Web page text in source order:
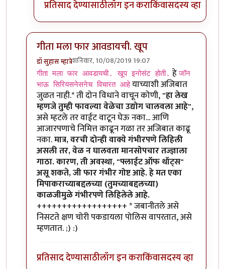
प्रतिसाद देण्यासाठीलॉग इन कराकिंवासदस्य व्हा
गीता मला फार आवडायची. खूप
डॉ सुहास म्हात्रेशनिवार, 10/08/2019 19:07
In reply toगीता मला फार आवडायची. खूप byतमराज
गीता मला फार आवडायची. खूप इनोसंट होती. हेजॉन
भाऊ सिरियसनेसनेच विचारत आहेयाच्याशी अजिबात
जुळत नाही.* ती दोन विधाने वाचून कोणी,"हा लेख
म्हणजे तुम्ही फावल्या वेळेचा उद्योग चालवला आहे",
असे म्हटले तर वाईट वाटून घेऊ नका... आणि
आजारपणाचे निमित्त काढून गळा तर अजिबात काढू
नका.मात्र, वरची दोन्ही वाक्ये गंभीरपणे लिहिली
असली तर, वेळ न घालवता मानसोपचार तज्ज्ञाला
गाठा. कारण, ती अवस्था, "फ्लाईट ऑफ थॉट्स"
असू शकते, जी फार गंभीर गोष्ट आहे. हे मत एका
मिपाकराच्याबद्दलच्या (तुमच्याबद्दलच्या)
काळजीमुळे गंभीरपणे लिहिलेले आहे.
++++++++++++++++++ * जबानीतले असे
निसटते क्षण चोरी पकडायला पोलिस वापरतात, असे
म्हणतात. ;) :)
प्रतिसाद देण्यासाठीलॉग इन कराकिंवासदस्य व्हा